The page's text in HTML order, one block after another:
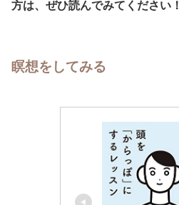
方は、ぜひ読んでみてください！
瞑想をしてみる